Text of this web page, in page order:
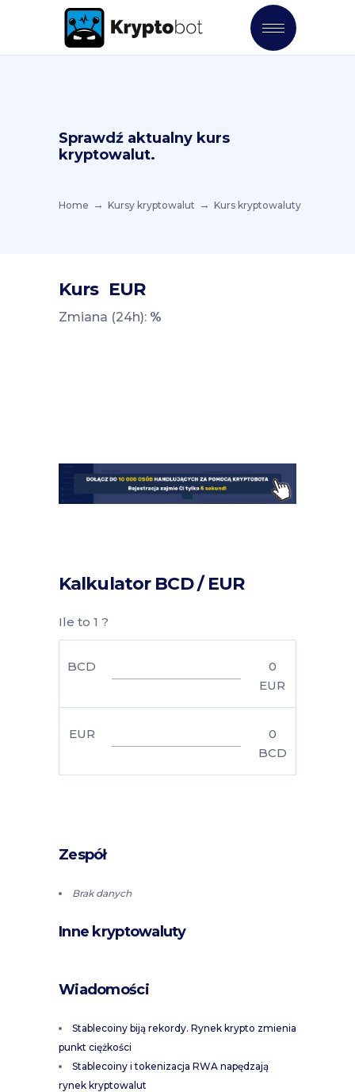
Sprawdź aktualny kurs
kryptowalut.
Home Kursy kryptowalut Kurs kryptowaluty
Kurs EUR
Zmiana (24h): %
Kalkulator BCD / EUR
Ile to 1 ?
BCD
0
EUR
EUR
0
BCD
Zespół
Brak danych
Inne kryptowaluty
Wiadomości
Stablecoiny biją rekordy. Rynek krypto zmienia
punkt ciężkości
Stablecoiny i tokenizacja RWA napędzają
rynek kryptowalut